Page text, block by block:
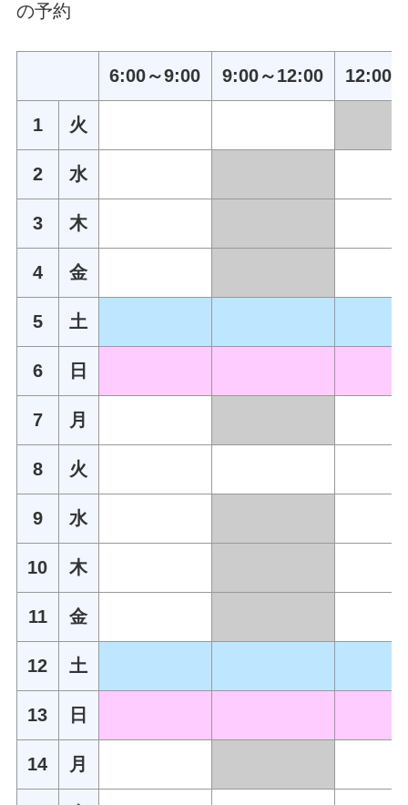
の予約
6:00～9:00 9:00～12:00 12:00
1 火
2 水
3 木
4 金
5 土
6 日
7 月
8 火
9 水
10 木
11 金
12 土
13 日
14 月